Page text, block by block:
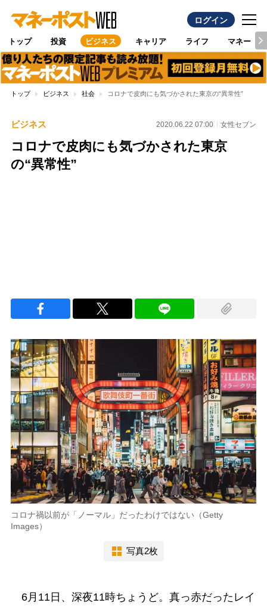
ログイン
トップ 投資 ビジネス キャリア ライフ マネー
トップ ビジネス 社会 コロナで皮肉にも気づかされた東京の“異常性”
ビジネス 2020.06.22 07:00 女性セブン
コロナで皮肉にも気づかされた東京
の“異常性”
コロナ禍以前が「ノーマル」だったわけではない（Getty
Images）
写真2枚
6月11日、深夜11時ちょうど。真っ赤だったレイ